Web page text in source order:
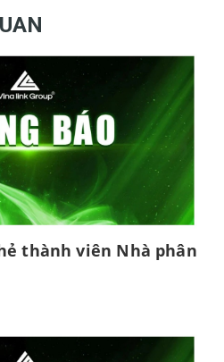
thành viên Nhà phân